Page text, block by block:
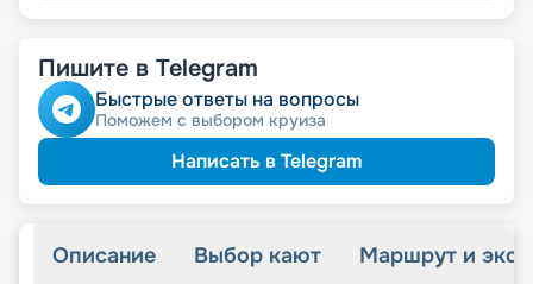
Пишите в Telegram
Быстрые ответы на вопросы
Поможем с выбором круиза
Написать в Telegram
Описание Выбор кают Маршрут и